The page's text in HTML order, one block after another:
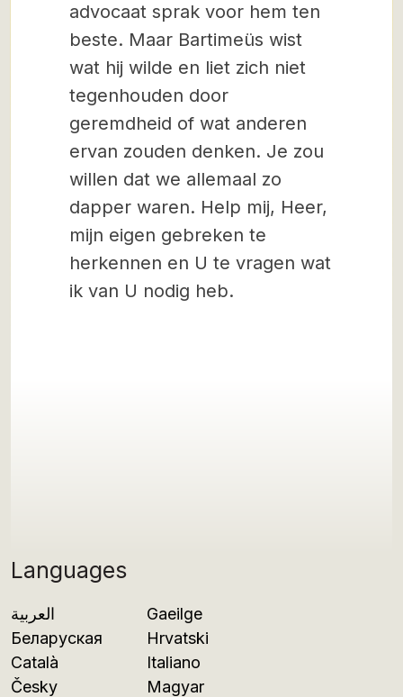
Languages
العربية
Беларуская
Català
Česky
Gaeilge
Hrvatski
Italiano
Magyar
advocaat sprak voor hem ten
beste. Maar Bartimeüs wist
wat hij wilde en liet zich niet
tegenhouden door
geremdheid of wat anderen
ervan zouden denken. Je zou
willen dat we allemaal zo
dapper waren. Help mij, Heer,
mijn eigen gebreken te
herkennen en U te vragen wat
ik van U nodig heb.